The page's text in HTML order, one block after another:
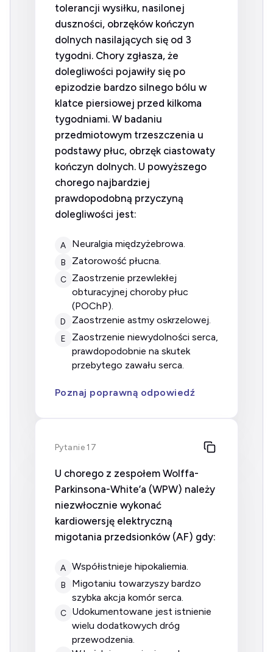
tolerancji wysiłku, nasilonej
duszności, obrzęków kończyn
dolnych nasilających się od 3
tygodni. Chory zgłasza, że
dolegliwości pojawiły się po
epizodzie bardzo silnego bólu w
klatce piersiowej przed kilkoma
tygodniami. W badaniu
przedmiotowym trzeszczenia u
podstawy płuc, obrzęk ciastowaty
kończyn dolnych. U powyższego
chorego najbardziej
prawdopodobną przyczyną
dolegliwości jest:
A neuralgia międzyżebrowa.
B zatorowość płucna.
C
zaostrzenie przewlekłej
obturacyjnej choroby płuc
(POChP).
D zaostrzenie astmy oskrzelowej.
E
zaostrzenie niewydolności serca,
prawdopodobnie na skutek
przebytego zawału serca.
Poznaj poprawną odpowiedź
Pytanie 17
U chorego z zespołem Wolffa-
Parkinsona-White’a (WPW) należy
niezwłocznie wykonać
kardiowersję elektryczną
migotania przedsionków (AF) gdy:
A współistnieje hipokaliemia.
B
migotaniu towarzyszy bardzo
szybka akcja komór serca.
C
udokumentowane jest istnienie
wielu dodatkowych dróg
przewodzenia.